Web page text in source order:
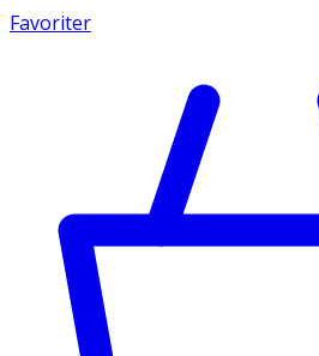
Favoriter